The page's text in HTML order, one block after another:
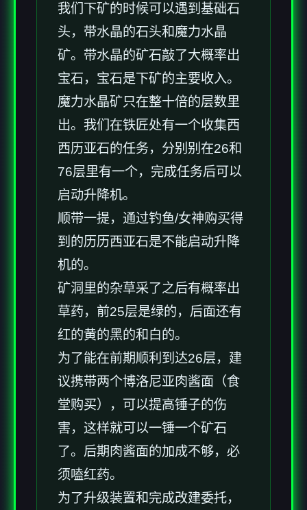
我们下矿的时候可以遇到基础石
头，带水晶的石头和魔力水晶
矿。带水晶的矿石敲了大概率出
宝石，宝石是下矿的主要收入。
魔力水晶矿只在整十倍的层数里
出。我们在铁匠处有一个收集西
西历亚石的任务，分别别在26和
76层里有一个，完成任务后可以
启动升降机。
顺带一提，通过钓鱼/女神购买得
到的历历西亚石是不能启动升降
机的。
矿洞里的杂草采了之后有概率出
草药，前25层是绿的，后面还有
红的黄的黑的和白的。
为了能在前期顺利到达26层，建
议携带两个博洛尼亚肉酱面（食
堂购买），可以提高锤子的伤
害，这样就可以一锤一个矿石
了。后期肉酱面的加成不够，必
须嗑红药。
为了升级装置和完成改建委托，